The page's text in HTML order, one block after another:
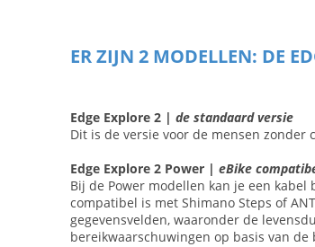
ER ZIJN 2 MODELLEN: DE
Edge Explore 2 | de standaard versie
Dit is de versie voor de mensen
Edge Explore 2 Power | eBike
Bij de Power modellen kan je een
compatibel is met Shimano Steps of
gegevensvelden, waaronder de
bereikwaarschuwingen op basis van